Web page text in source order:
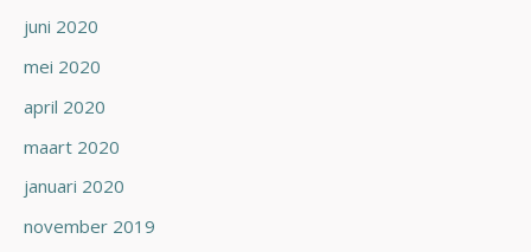
juni 2020
mei 2020
april 2020
maart 2020
januari 2020
november 2019